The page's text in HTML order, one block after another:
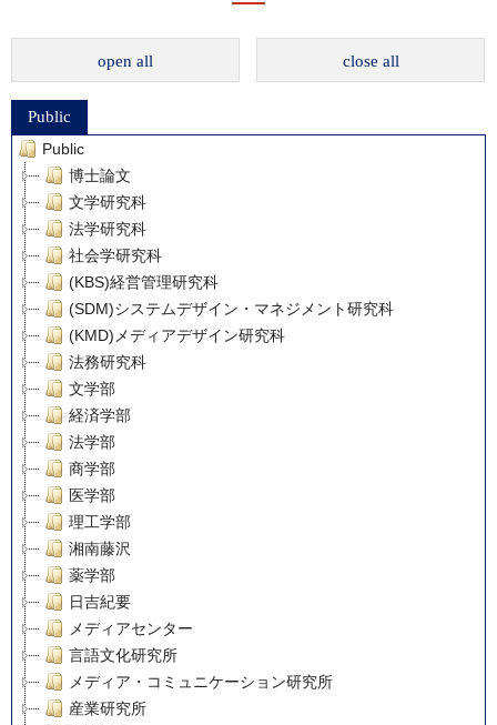
open all close all
Public
Public
博士論文
文学研究科
法学研究科
社会学研究科
(KBS)経営管理研究科
(SDM)システムデザイン・マネジメント研究科
(KMD)メディアデザイン研究科
法務研究科
文学部
経済学部
法学部
商学部
医学部
理工学部
湘南藤沢
薬学部
日吉紀要
メディアセンター
言語文化研究所
メディア・コミュニケーション研究所
産業研究所